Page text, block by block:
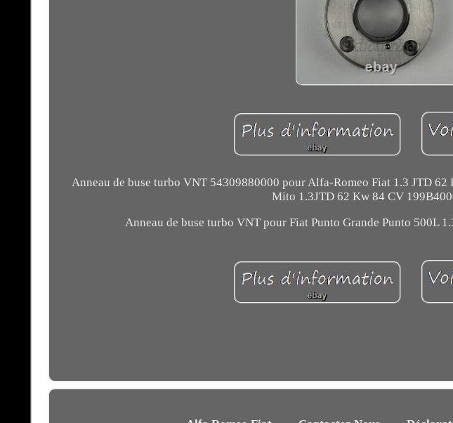
Anneau de buse turbo VNT 54309880000 pour Alfa-Romeo Fiat 1.3 JTD
Mito 1.3JTD 62 Kw 84 CV
Anneau de buse turbo VNT pour Fiat Punto Grande Punto 500L